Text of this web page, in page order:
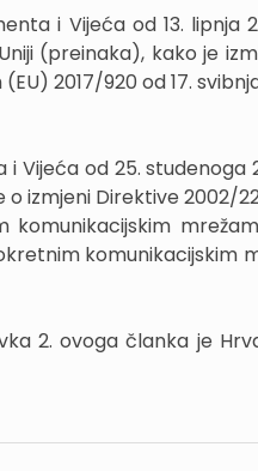
i Vijeća od 13. lipnja
(preinaka), kako je
2017/920 od 17. svibnja
Vijeća od 25. studenoga
izmjeni Direktive 2002/
komunikacijskim
komunikacijskim
2. ovoga članka je